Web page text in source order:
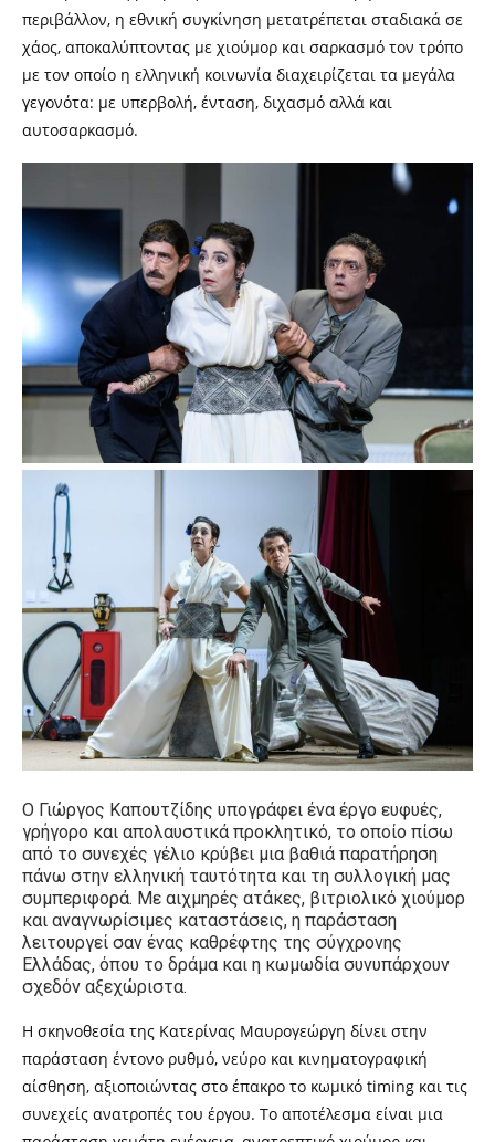
περιβάλλον, η εθνική συγκίνηση μετατρέπεται σταδιακά σε
χάος, αποκαλύπτοντας με χιούμορ και σαρκασμό τον τρόπο
με τον οποίο η ελληνική κοινωνία διαχειρίζεται τα μεγάλα
γεγονότα: με υπερβολή, ένταση, διχασμό αλλά και
αυτοσαρκασμό.
Ο Γιώργος Καπουτζίδης υπογράφει ένα έργο ευφυές,
γρήγορο και απολαυστικά προκλητικό, το οποίο πίσω
από το συνεχές γέλιο κρύβει μια βαθιά παρατήρηση
πάνω στην ελληνική ταυτότητα και τη συλλογική μας
συμπεριφορά. Με αιχμηρές ατάκες, βιτριολικό χιούμορ
και αναγνωρίσιμες καταστάσεις, η παράσταση
λειτουργεί σαν ένας καθρέφτης της σύγχρονης
Ελλάδας, όπου το δράμα και η κωμωδία συνυπάρχουν
σχεδόν αξεχώριστα.
Η σκηνοθεσία της Κατερίνας Μαυρογεώργη δίνει στην
παράσταση έντονο ρυθμό, νεύρο και κινηματογραφική
αίσθηση, αξιοποιώντας στο έπακρο το κωμικό timing και τις
συνεχείς ανατροπές του έργου. Το αποτέλεσμα είναι μια